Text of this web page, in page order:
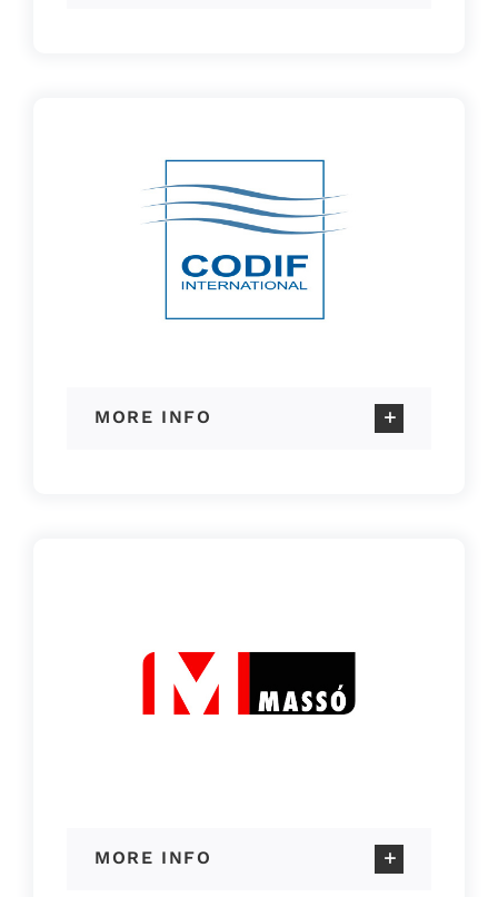
MORE INFO
MORE INFO